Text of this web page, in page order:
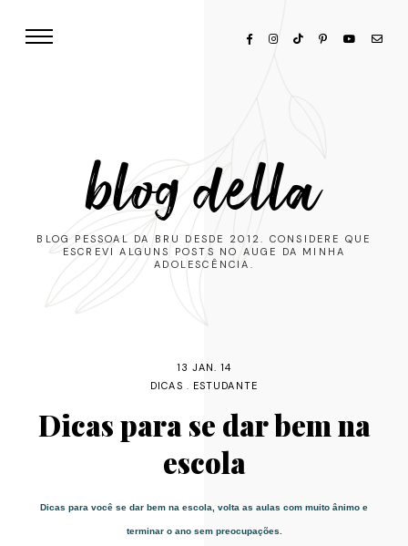
blog della
BLOG PESSOAL DA BRU DESDE 2012. CONSIDERE QUE
ESCREVI ALGUNS POSTS NO AUGE DA MINHA
ADOLESCÊNCIA.
13 JAN. 14
DICAS . ESTUDANTE
Dicas para se dar bem na
escola
Dicas para você se dar bem na escola, volta as aulas com muito ânimo e
terminar o ano sem preocupações.